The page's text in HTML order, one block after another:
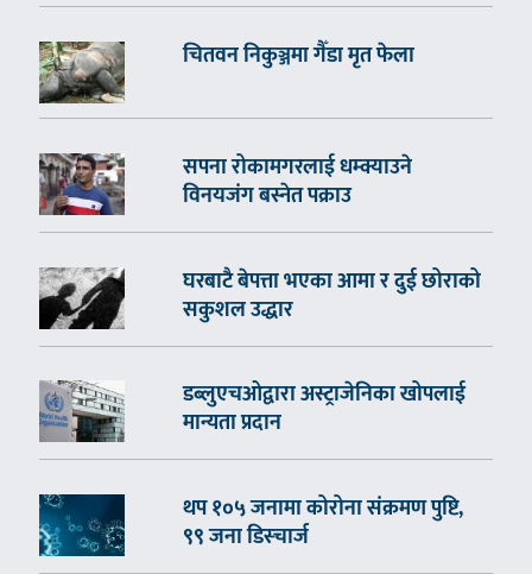
चितवन निकुञ्जमा गैँडा मृत फेला
सपना रोकामगरलाई धम्क्याउने
विनयजंग बस्नेत पक्राउ
घरबाटै बेपत्ता भएका आमा र दुई छोराको
सकुशल उद्धार
डब्लुएचओद्वारा अस्ट्राजेनिका खोपलाई
मान्यता प्रदान
थप १०५ जनामा कोरोना संक्रमण पुष्टि,
९९ जना डिस्चार्ज